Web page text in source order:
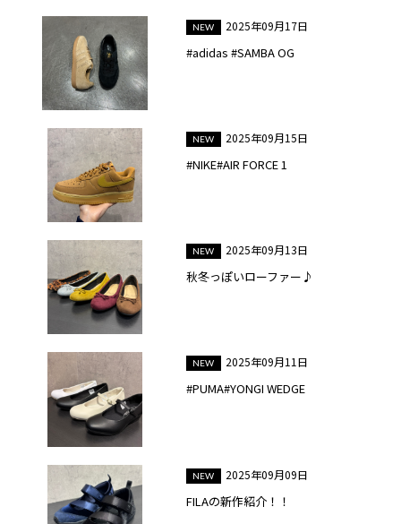
2025年09月17日
#adidas #SAMBA OG
2025年09月15日
#NIKE#AIR FORCE 1
2025年09月13日
秋冬っぽいローファー♪
2025年09月11日
#PUMA#YONGI WEDGE
2025年09月09日
FILAの新作紹介！！